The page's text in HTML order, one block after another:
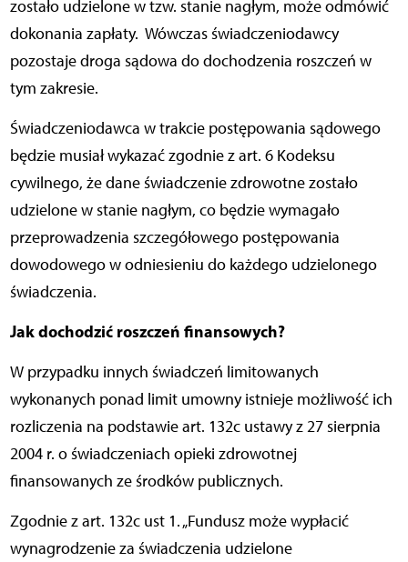
zostało udzielone w tzw. stanie nagłym, może odmówić
dokonania zapłaty. Wówczas świadczeniodawcy
pozostaje droga sądowa do dochodzenia roszczeń w
tym zakresie.
Świadczeniodawca w trakcie postępowania sądowego
będzie musiał wykazać zgodnie z art. 6 Kodeksu
cywilnego, że dane świadczenie zdrowotne zostało
udzielone w stanie nagłym, co będzie wymagało
przeprowadzenia szczegółowego postępowania
dowodowego w odniesieniu do każdego udzielonego
świadczenia.
Jak dochodzić roszczeń finansowych?
W przypadku innych świadczeń limitowanych
wykonanych ponad limit umowny istnieje możliwość ich
rozliczenia na podstawie art. 132c ustawy z 27 sierpnia
2004 r. o świadczeniach opieki zdrowotnej
finansowanych ze środków publicznych.
Zgodnie z art. 132c ust 1. „Fundusz może wypłacić
wynagrodzenie za świadczenia udzielone